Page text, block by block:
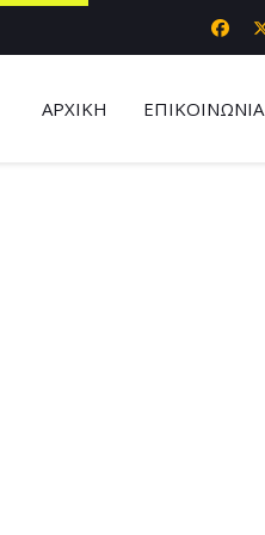
ΑΡΧΙΚΗ ΕΠΙΚΟΙΝΩΝΙΑ